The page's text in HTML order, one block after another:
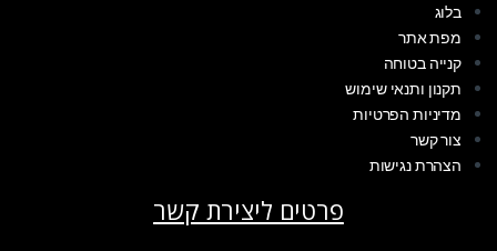
בלוג
מפת אתר
קנייה בטוחה
תקנון ותנאי שימוש
מדיניות הפרטיות
צור קשר
הצהרת נגישות
פרטים ליצירת קשר